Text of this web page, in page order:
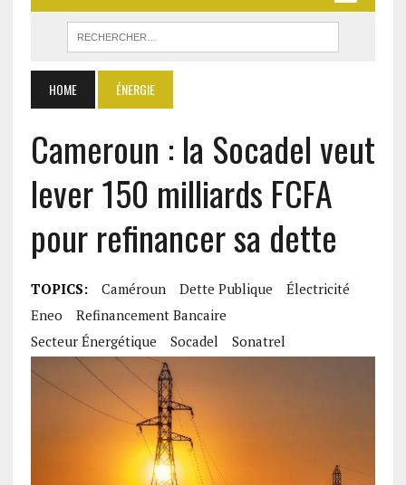
HOME ÉNERGIE
Cameroun : la Socadel veut
lever 150 milliards FCFA
pour refinancer sa dette
TOPICS: Caméroun Dette Publique
Électricité
Eneo
Refinancement Bancaire
Secteur Énergétique
Socadel Sonatrel